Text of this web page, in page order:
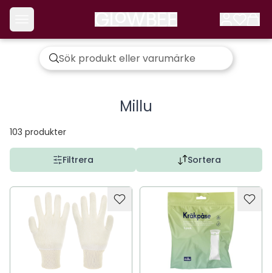
Millu
103 produkter
Filtrera Sortera